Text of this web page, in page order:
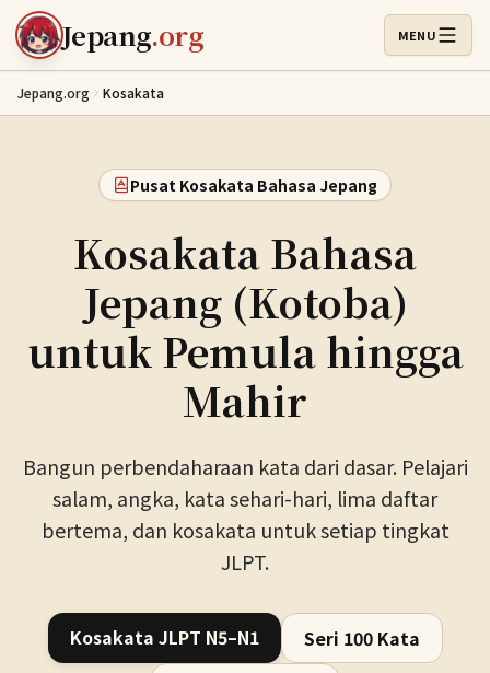
Lewati ke konten utama
Jepang.org Buka Menu
MENU
Jepang.org Kosakata
Pusat Kosakata Bahasa Jepang
Kosakata Bahasa
Jepang (Kotoba)
untuk Pemula hingga
Mahir
Bangun perbendaharaan kata dari dasar. Pelajari
salam, angka, kata sehari-hari, lima daftar
bertema, dan kosakata untuk setiap tingkat
JLPT.
Kosakata JLPT N5–N1
Seri 100 Kata